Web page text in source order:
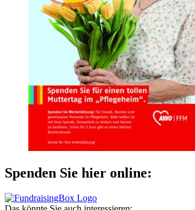
Spenden Sie hier online: